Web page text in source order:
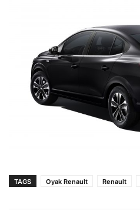
TAGS Oyak Renault Renault